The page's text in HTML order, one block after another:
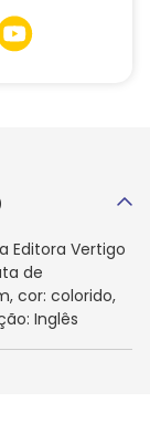
Editora Vertigo
de
cor: colorido,
Inglês